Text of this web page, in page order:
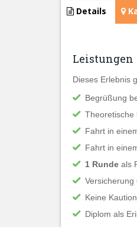
Details
Leistungen
Dieses Erlebnis
Begrüßung
Theoretische
Fahrt in
Fahrt in
1 Runde als
Versicherung
Keine
Diplom als